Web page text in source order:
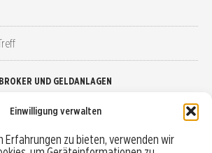
Einwilligung verwalten
Erfahrungen zu bieten, verwenden wir
BROKER UND GELDANLAGEN